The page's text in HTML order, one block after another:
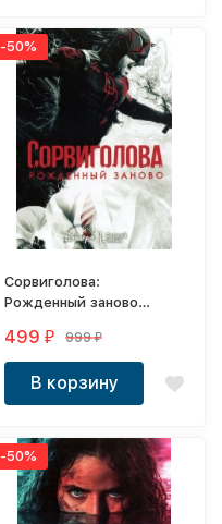
-50%
Сорвиголова:
Рожденный заново
499₽ 999₽
В корзину
-50%